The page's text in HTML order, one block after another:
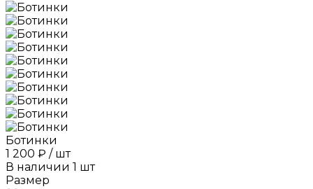
Ботинки
1 200 ₽ / шт
В наличии 1 шт
Размер